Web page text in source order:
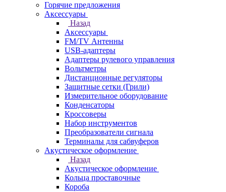
Горячие предложения
Аксессуары
Назад
Аксессуары
FM/TV Антенны
USB-адаптеры
Адаптеры рулевого управления
Вольтметры
Дистанционные регуляторы
Защитные сетки (Грили)
Измерительное оборудование
Конденсаторы
Кроссоверы
Набор инструментов
Преобразователи сигнала
Терминалы для сабвуферов
Акустическое оформление
Назад
Акустическое оформление
Кольца проставочные
Короба